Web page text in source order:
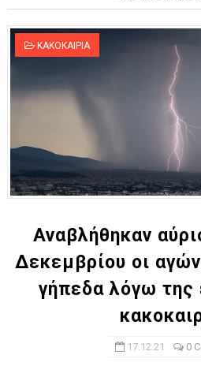
ΚΑΚΟΚΑΙΡΙΑ
Αναβλήθηκαν
Δεκεμβρίου οι
γήπεδα λόγω της
17.12.21 0